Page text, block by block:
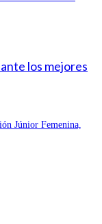
los mejores
Júnior Femenina,